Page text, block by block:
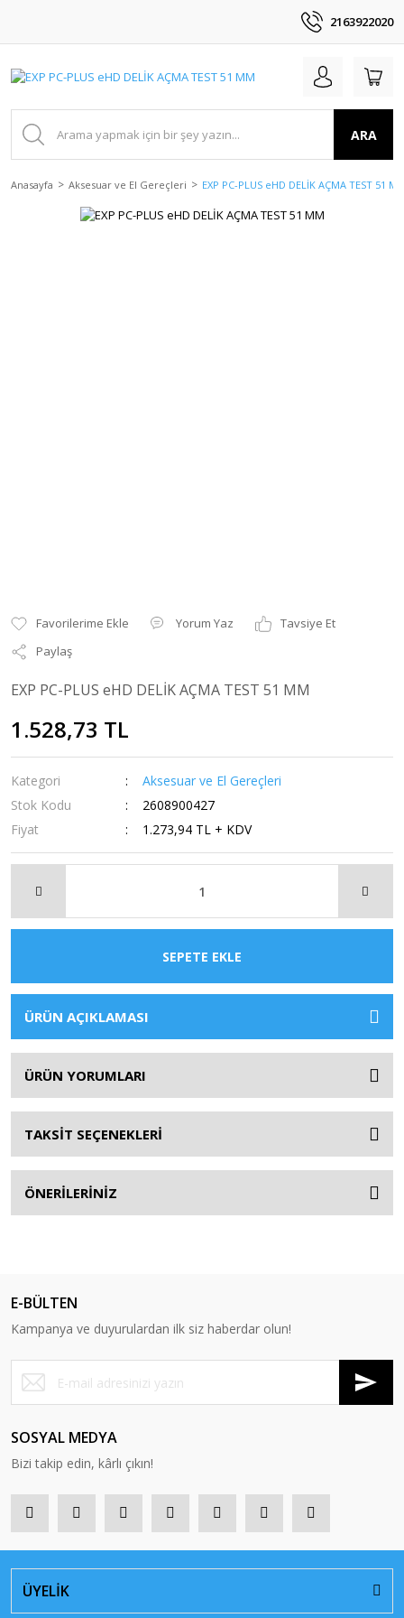
2163922020
ARA
Anasayfa Aksesuar ve El Gereçleri EXP PC-PLUS eHD DELİK AÇMA TEST 51
Yorum Yaz
Tavsiye Et
Paylaş
EXP PC-PLUS eHD DELİK AÇMA TEST 51 MM
1.528,73 TL
Kategori
Aksesuar ve El Gereçleri
Stok Kodu
2608900427
Fiyat
1.273,94 TL + KDV
SEPETE EKLE
ÜRÜN AÇIKLAMASI
ÜRÜN YORUMLARI
TAKSİT SEÇENEKLERİ
ÖNERİLERİNİZ
E-BÜLTEN
Kampanya ve duyurulardan ilk siz haberdar olun!
SOSYAL MEDYA
Bizi takip edin, kârlı çıkın!
ÜYELİK